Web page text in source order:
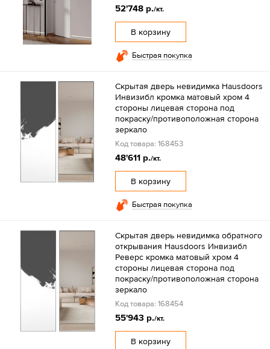
52'748 р./кт.
В корзину
Быстрая покупка
Скрытая дверь невидимка Hausdoors
Инвизибл кромка матовый хром 4
стороны лицевая сторона под
покраску/противоположная сторона
зеркало
Код товара: 168453
48'611 р./кт.
В корзину
Быстрая покупка
Скрытая дверь невидимка обратного
открывания Hausdoors Инвизибл
Реверс кромка матовый хром 4
стороны лицевая сторона под
покраску/противоположная сторона
зеркало
Код товара: 168454
55'943 р./кт.
В корзину